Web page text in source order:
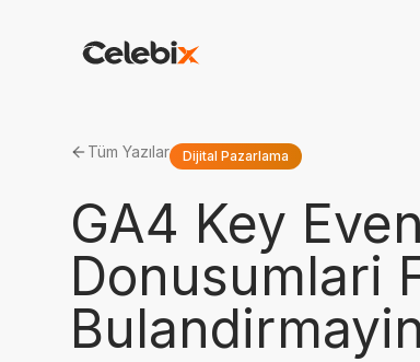
Tüm Yazılar Dijital Pazarlama
GA4 Key
Donusumlari
Bulandirmayin